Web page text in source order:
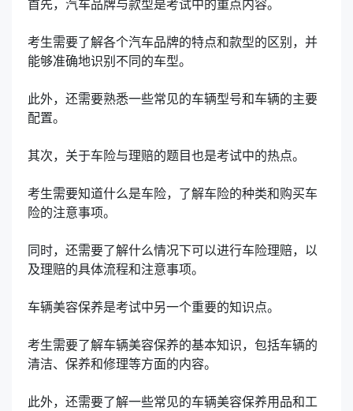
首先，汽车品牌与款型是考试中的重点内容。
考生需要了解各个汽车品牌的特点和款型的区别，并
能够准确地识别不同的车型。
此外，还需要熟悉一些常见的车辆型号和车辆的主要
配置。
其次，关于车险与理赔的题目也是考试中的热点。
考生需要知道什么是车险，了解车险的种类和购买车
险的注意事项。
同时，还需要了解什么情况下可以进行车险理赔，以
及理赔的具体流程和注意事项。
车辆美容保养是考试中另一个重要的知识点。
考生需要了解车辆美容保养的基本知识，包括车辆的
清洁、保养和修理等方面的内容。
此外，还需要了解一些常见的车辆美容保养用品和工